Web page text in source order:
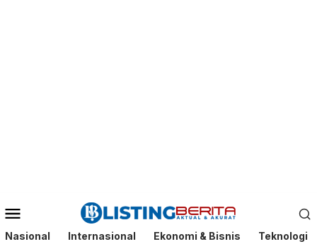
Mobile
Nasional Internasional Ekonomi & Bisnis Teknologi